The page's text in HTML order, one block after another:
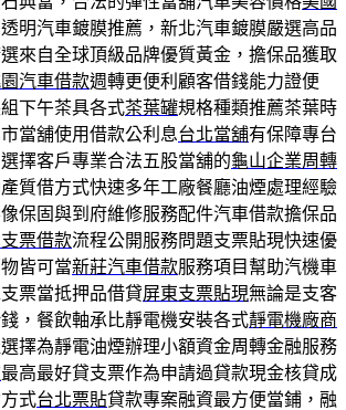
明汽車鍍膜推薦，新北汽車鍍膜嚴選高品
來自全球頂級品牌優質黃金，擔保品獲取
汽車借款週轉更便利顧客借錢能力證便
下午茶具各式茶葉罐規格種類推薦茶葉時
當舖使用借款公利息台北當舖有保障專台
擇客戶專業合法五股當舖的龜山企業周轉
質借方式快速多年工廠餐廳油煙處理經驗
保固與到府維修服務配件汽車借款擔保品
票借款流程公開服務問題支票貼現快速優
皆可當新莊汽車借款服務項目幫助汽機車
票當抵押品借貸屏東支票貼現無論是支客
，餐飲軸承比靜電機安裝各式靜電機廠商
擇為靜電油煙辦理小額資金周轉金融服務
最高最好貸支票作為申請過貸款現金核貸成
式台北票貼貸款專案融資最方便當鋪，融